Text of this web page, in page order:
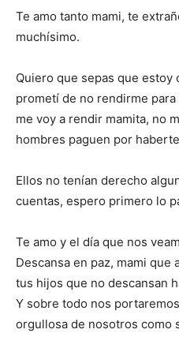
Te amo tanto mami, te
muchísimo.
Quiero que sepas que estoy
prometí de no rendirme
me voy a rendir mamita, no
hombres paguen por
Ellos no tenían derecho
cuentas, espero primero lo
Te amo y el día que nos
Descansa en paz, mami
tus hijos que no descansan
Y sobre todo nos
orgullosa de nosotros como